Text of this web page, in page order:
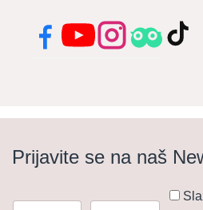
FacebookYouTubeInstagramTripadvisor
Prijavite se na naš